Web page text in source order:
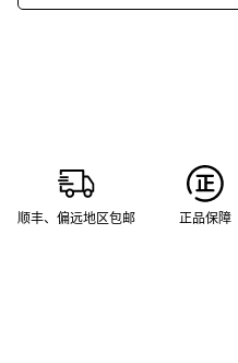
顺丰、偏远地区包邮 正品保障